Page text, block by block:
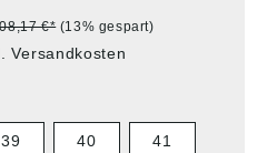
€* (13% gespart)
Versandkosten
39 40 41